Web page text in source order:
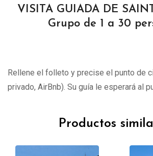
VISITA GUIADA DE
Grupo de 1 a 30
Rellene el folleto y precise el punto de
privado, AirBnb). Su guía le esperará al
Productos